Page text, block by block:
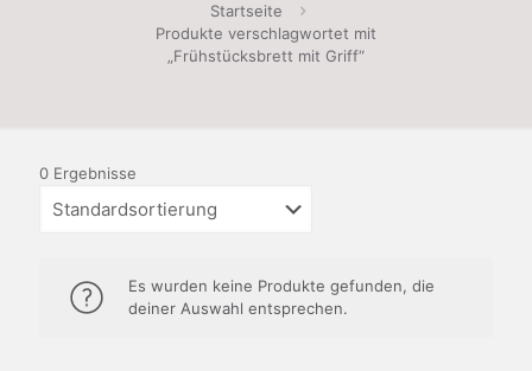
Startseite
Produkte verschlagwortet mit
„Frühstücksbrett mit Griff“
0 Ergebnisse
Es wurden keine Produkte gefunden, die
deiner Auswahl entsprechen.